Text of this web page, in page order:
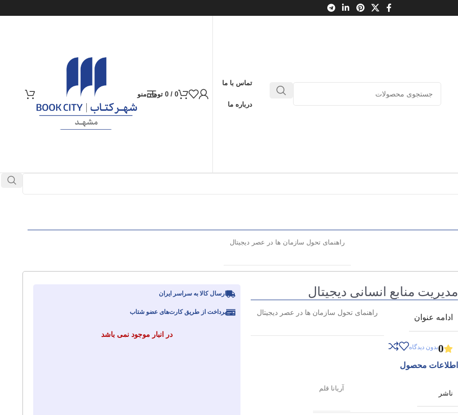
تماس با ما
درباره ما
0
/
0 تومانمنو
راهنمای تحول سازمان ها در عصر دیجیتال
مدیریت منابع انسانی دیجیتال
ادامه عنوان
راهنمای تحول سازمان ها در عصر دیجیتال
0بدون دیدگاه
اطلاعات محصول
ناشر
آریانا قلم
ارسال کالا به سراسر ایران
پرداخت از طریق کارت‌های عضو شتاب
در انبار موجود نمی باشد